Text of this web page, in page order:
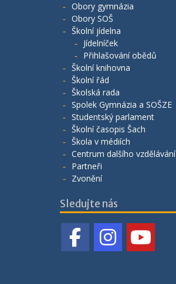
Obory gymnázia
Obory SOŠ
Školní jídelna
Jídelníček
Přihlašování obědů
Školní knihovna
Školní řád
Školská rada
Spolek Gymnázia a SOŠZE
Studentský parlament
Školní časopis Šach
Škola v médiích
Centrum dalšího vzdělávání
Partneři
Zvonění
Sledujte nás